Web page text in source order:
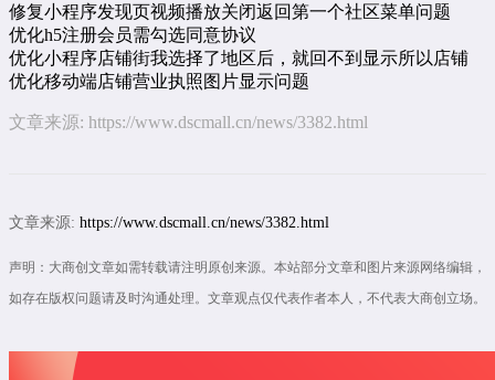
修复小程序发现页视频播放关闭返回第一个社区菜单问题
优化h5注册会员需勾选同意协议
优化小程序店铺街我选择了地区后，就回不到显示所以店铺
优化移动端店铺营业执照图片显示问题
文章来源: https://www.dscmall.cn/news/3382.html
文章来源: https://www.dscmall.cn/news/3382.html
声明：大商创文章如需转载请注明原创来源。本站部分文章和图片来源网络编辑，
如存在版权问题请及时沟通处理。文章观点仅代表作者本人，不代表大商创立场。